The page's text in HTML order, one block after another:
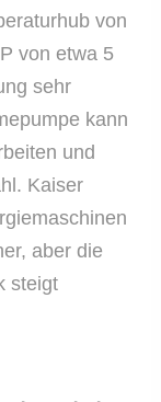
von
von etwa 5
sehr
kann
und
Kaiser
aber die
steigt